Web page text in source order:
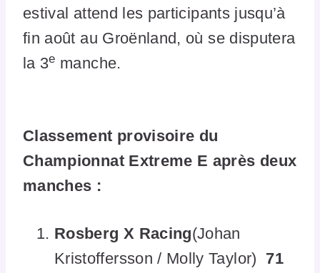
estival attend les participants jusqu’à
fin août au Groënland, où se disputera
la 3e manche.
Classement provisoire du
Championnat Extreme E après deux
manches :
Rosberg X Racing(Johan
Kristoffersson / Molly Taylor) 71